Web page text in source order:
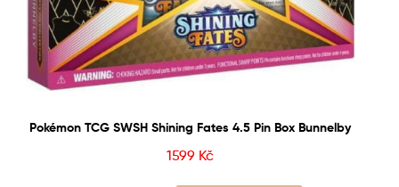
Pokémon TCG SWSH Shining Fates 4.5 Pin Box Bunnelby
1599 Kč